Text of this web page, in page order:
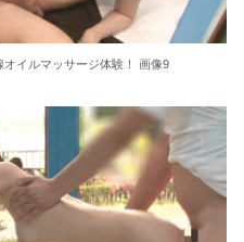
イルマッサージ体験！ 画像9